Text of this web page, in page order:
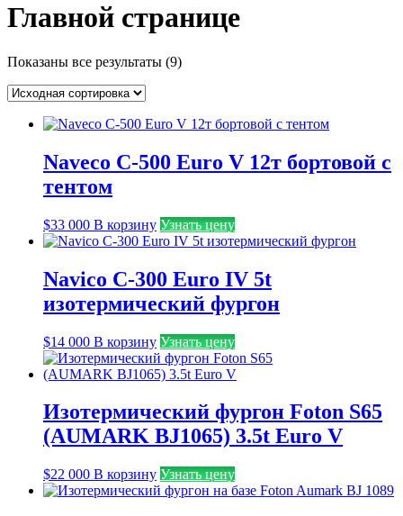
Главной странице
Показаны все результаты (9)
Naveco C-500 Euro V 12т бортовой с
тентом
$33 000 В корзину Узнать цену
Navico C-300 Euro IV 5t
изотермический фургон
$14 000 В корзину Узнать цену
Изотермический фургон Foton S65
(AUMARK BJ1065) 3.5t Euro V
$22 000 В корзину Узнать цену